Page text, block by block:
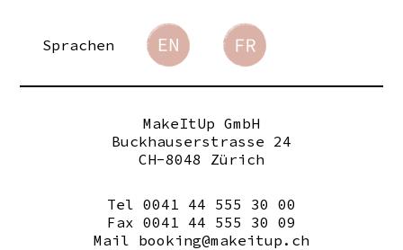
Sprachen
MakeItUp GmbH
Buckhauserstrasse 24
CH-8048 Zürich
Tel 0041 44 555 30 00
Fax 0041 44 555 30 09
Mail booking@makeitup.ch